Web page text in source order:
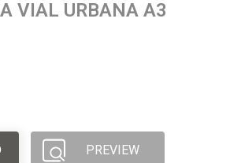
VIAL URBANA A3
PREVIEW